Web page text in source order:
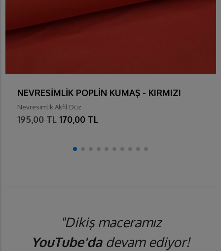
NEVRESİMLİK POPLİN KUMAŞ - KIRMIZI
Nevresimlik Akfil Düz
195,00 TL 170,00 TL
"Dikiş maceramız
YouTube'dadevam ediyor!